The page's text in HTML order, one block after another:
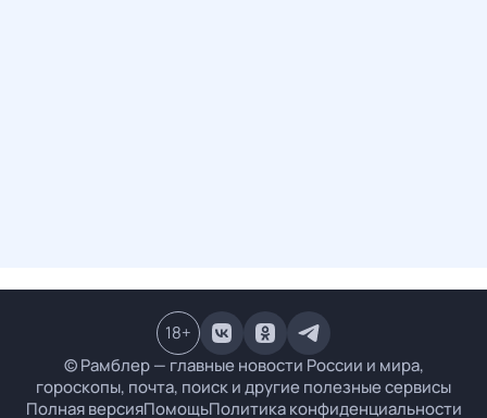
© Рамблер — главные новости России и мира,
гороскопы, почта, поиск и другие полезные сервисы
Полная версияПомощьПолитика конфиденциальности
18+